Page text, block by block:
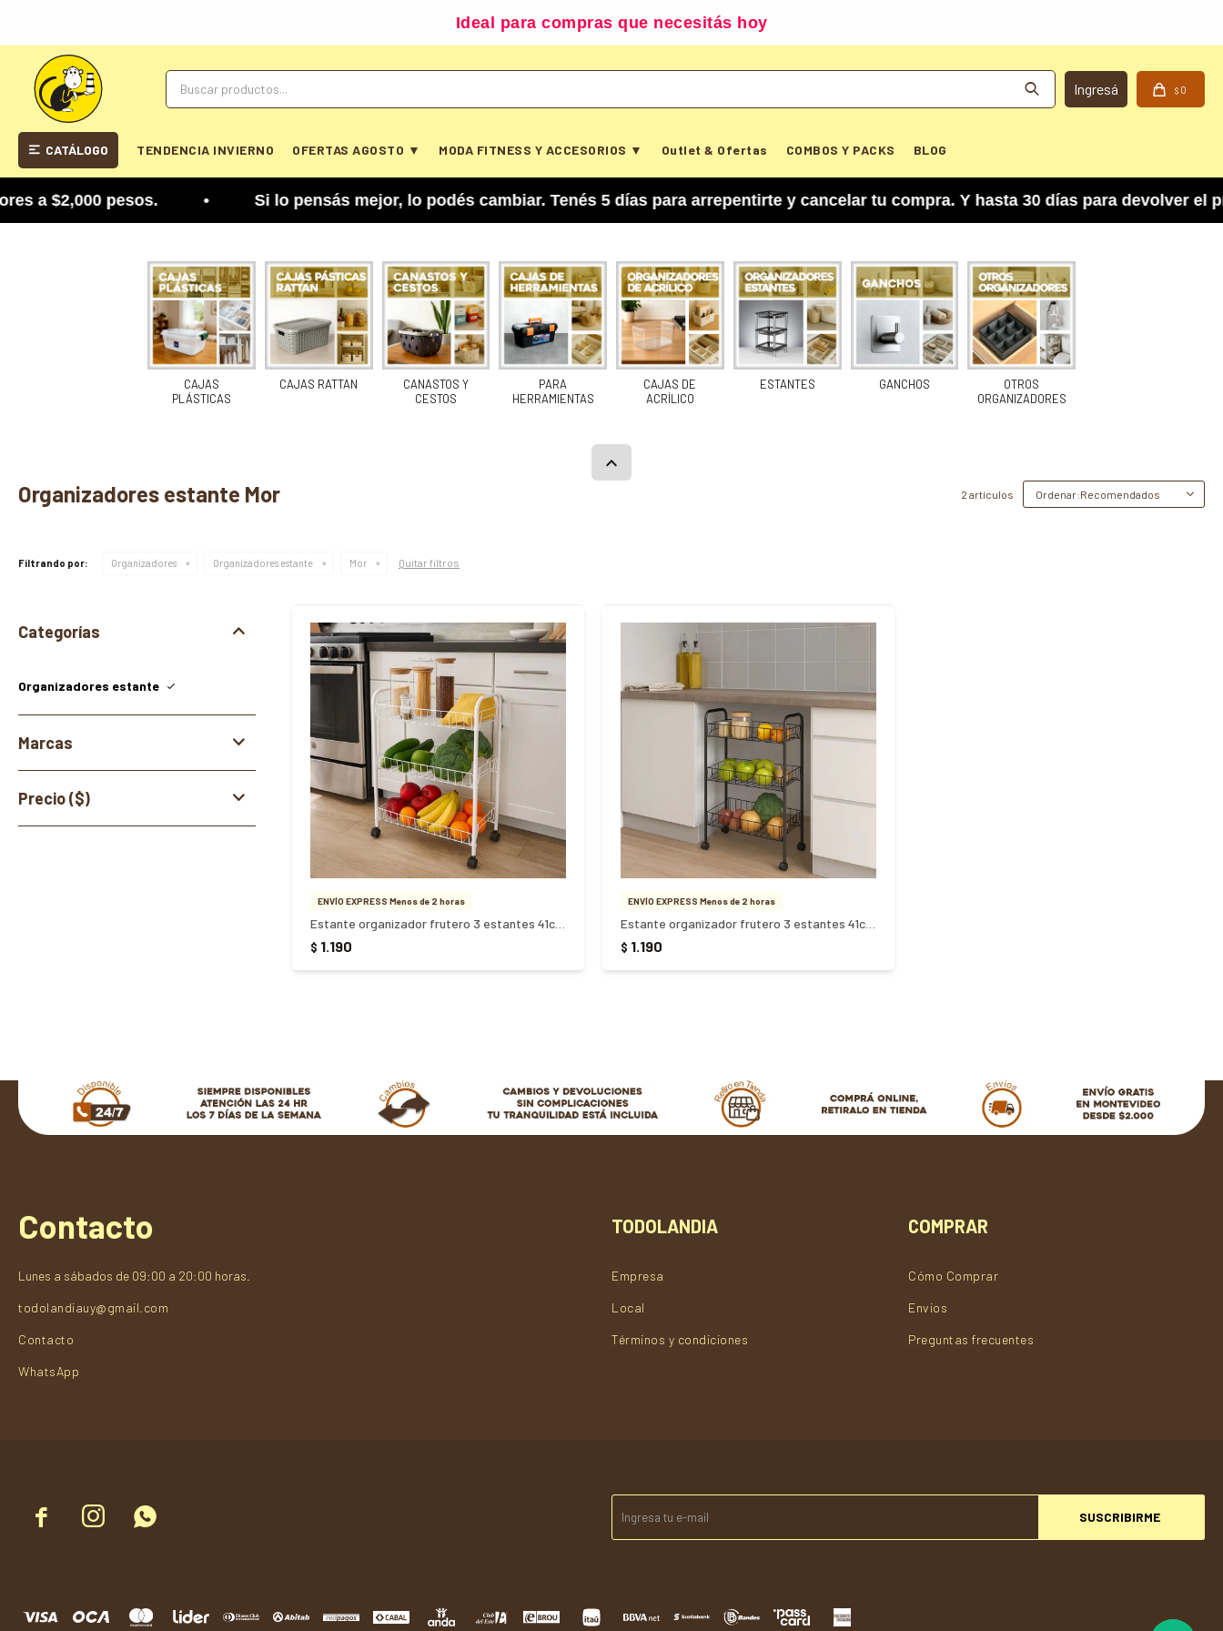
Ideal para compras que necesitás hoy
CATÁLOGO TENDENCIA INVIERNO OFERTAS AGOSTO ▼ MODA FITNESS Y ACCESORIOS ▼ Outlet & Ofertas COMBOS Y PACKS BLOG
$ 0
a $2,000 pesos. • Si lo pensás mejor, lo podés cambiar. Tenés 5 días para arrepentirte y cancelar tu compra. Y hasta 30 días para devolver el
CAJAS
PLÁSTICAS
CAJAS RATTAN
CANASTOS Y
CESTOS
PARA
HERRAMIENTAS
CAJAS DE
ACRÍLICO
ESTANTES GANCHOS
OTROS
ORGANIZADORES
Organizadores estante Mor 2 artículos Recomendados
Filtrando por: Organizadores Organizadores estante Mor Quitar filtros
ENVÍO EXPRESS Menos de 2 horas
Estante organizador frutero 3 estantes 41cm x 23cm x 63cm - Blanco
$ 1.190
ENVÍO EXPRESS Menos de 2 horas
Estante organizador frutero 3 estantes 41cm x 23cm x 63cm - NEGRO
$ 1.190
Categorías
Organizadores estante
Marcas
Precio($)
   SUSCRIBIRME
Contacto
Lunes a sábados de 09:00 a 20:00 horas.
todolandiauy@gmail.com
Contacto
WhatsApp
TODOLANDIA
Empresa
Local
Términos y condiciones
COMPRAR
Cómo Comprar
Envios
Preguntas frecuentes